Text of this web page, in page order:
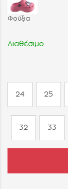
Φούξια
Διαθέσιμο
24 25
32 33